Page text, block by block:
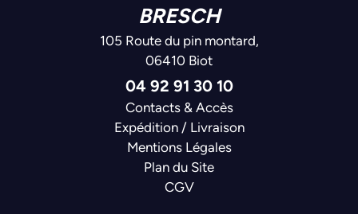
BRESCH
105 Route du pin montard,
06410 Biot
04 92 91 30 10
Contacts & Accès
Expédition / Livraison
Mentions Légales
Plan du Site
CGV